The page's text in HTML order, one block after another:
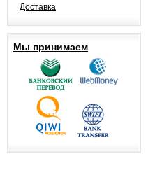
Доставка
Мы принимаем